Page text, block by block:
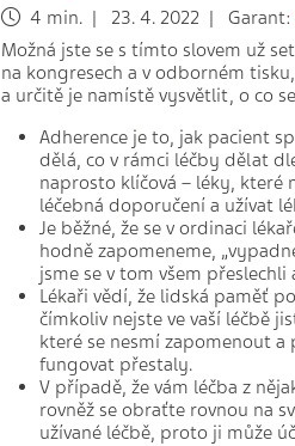
4 min. | 23. 4. 2022 | Garant:
Možná jste se s tímto slovem už
na kongresech a v odborném
a určitě je namístě vysvětlit, o co
Adherence je to, jak pacient
dělá, co v rámci léčby dělat
naprosto klíčová – léky,
léčebná doporučení a užívat
Je běžné, že se v ordinaci
hodně zapomeneme,
jsme se v tom všem
Lékaři vědí, že lidská paměť
čímkoliv nejste ve vaší léčbě
které se nesmí zapomenout
fungovat přestaly.
V případě, že vám léčba z
rovněž se obraťte rovnou na
užívané léčbě, proto ji může